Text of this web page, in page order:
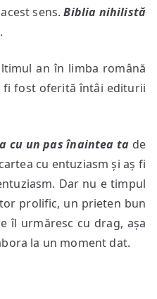
sens.Biblia nihilistă
an în limba română
fost oferită întâi editurii
cu un pas înaintea ta de
cu entuziasm și aș fi
Dar nu e timpul
prolific, un prieten bun
îl urmăresc cu drag, așa
la un moment dat.